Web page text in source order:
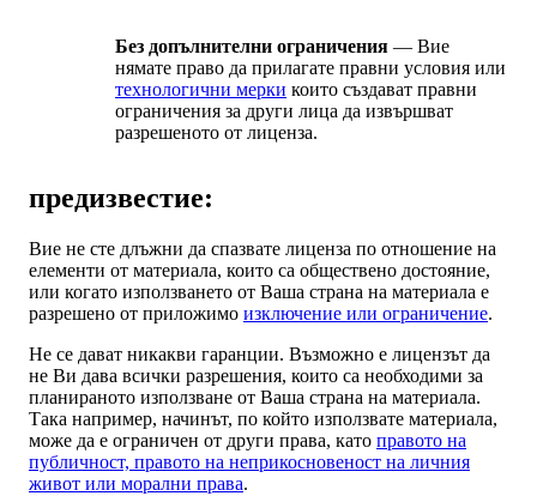
Без допълнителни ограничения — Вие
нямате право да прилагате правни условия или
технологични мерки които създават правни
ограничения за други лица да извършват
разрешеното от лиценза.
предизвестие:
Вие не сте длъжни да спазвате лиценза по отношение на
елементи от материала, които са обществено достояние,
или когато използването от Ваша страна на материала е
разрешено от приложимо изключение или ограничение.
Не се дават никакви гаранции. Възможно е лицензът да
не Ви дава всички разрешения, които са необходими за
планираното използване от Ваша страна на материала.
Така например, начинът, по който използвате материала,
може да е ограничен от други права, като правото на
публичност, правото на неприкосновеност на личния
живот или морални права.